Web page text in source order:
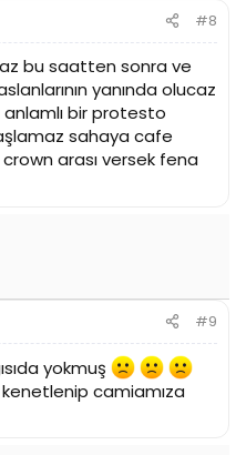
#8
bu saatten sonra ve
yanında olucaz
bir protesto
sahaya cafe
arası versek fena
#9
yokmuş
camiamıza